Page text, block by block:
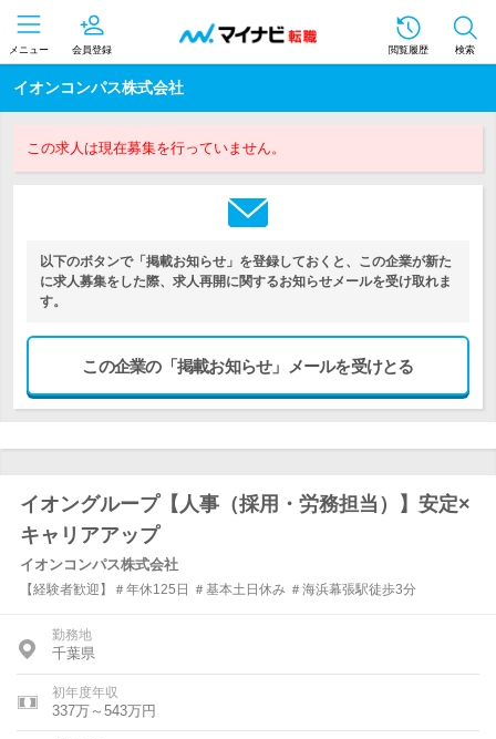
メニュー 会員登録 閲覧履歴 検索
イオンコンパス株式会社
この求人は現在募集を行っていません。
以下のボタンで「掲載お知らせ」を登録しておくと、この企業が新た
に求人募集をした際、求人再開に関するお知らせメールを受け取れま
す。
この企業の「掲載お知らせ」メールを受けとる
イオングループ【人事（採用・労務担当）】安定×
キャリアアップ
イオンコンパス株式会社
【経験者歓迎】＃年休125日 ＃基本土日休み ＃海浜幕張駅徒歩3分
勤務地
千葉県
初年度年収
337万～543万円